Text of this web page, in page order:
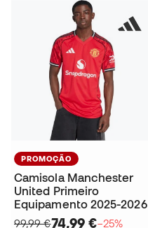
PROMOÇÃO
Camisola Manchester
United Primeiro
Equipamento 2025-2026
99,99 €74,99 €−25%